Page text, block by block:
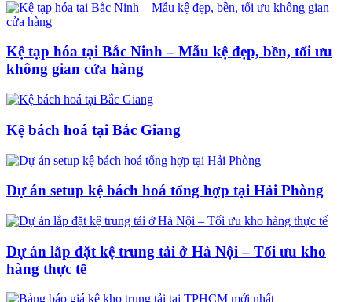
Kệ tạp hóa tại Bắc Ninh – Mẫu kệ đẹp, bền, tối ưu
không gian cửa hàng
Kệ bách hoá tại Bắc Giang
Dự án setup kệ bách hoá tổng hợp tại Hải Phòng
Dự án lắp đặt kệ trung tải ở Hà Nội – Tối ưu kho
hàng thực tế